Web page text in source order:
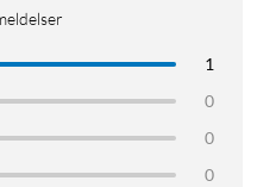
1
0
0
0